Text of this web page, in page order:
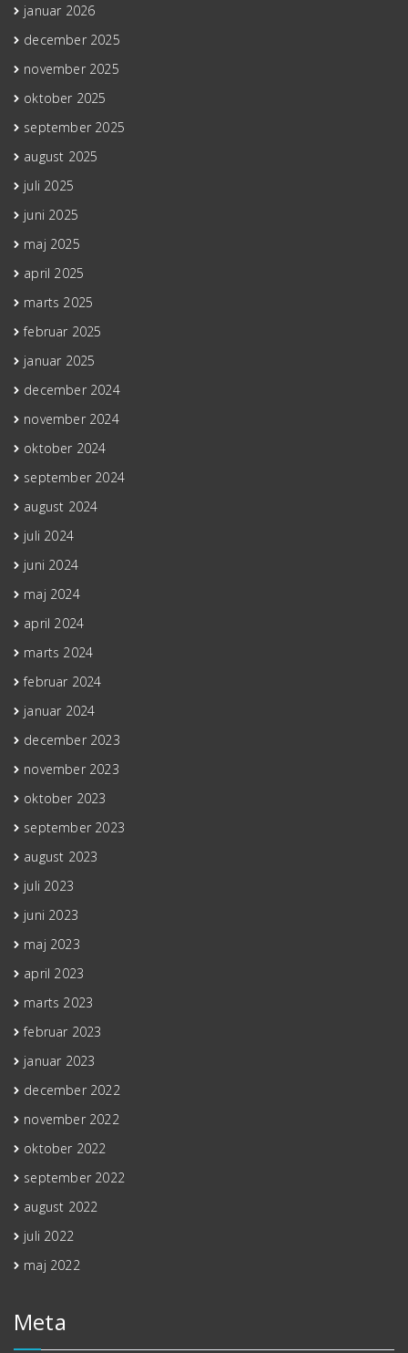
januar 2026
december 2025
november 2025
oktober 2025
september 2025
august 2025
juli 2025
juni 2025
maj 2025
april 2025
marts 2025
februar 2025
januar 2025
december 2024
november 2024
oktober 2024
september 2024
august 2024
juli 2024
juni 2024
maj 2024
april 2024
marts 2024
februar 2024
januar 2024
december 2023
november 2023
oktober 2023
september 2023
august 2023
juli 2023
juni 2023
maj 2023
april 2023
marts 2023
februar 2023
januar 2023
december 2022
november 2022
oktober 2022
september 2022
august 2022
juli 2022
maj 2022
Meta